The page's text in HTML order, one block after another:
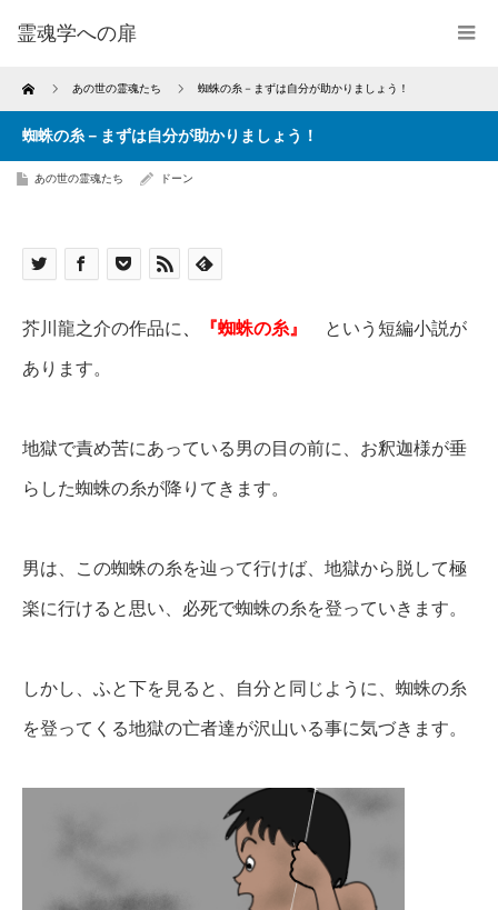
霊魂学への扉
Home あの世の霊魂たち 蜘蛛の糸－まずは自分が助かりましょう！
蜘蛛の糸－まずは自分が助かりましょう！
あの世の霊魂たち ドーン
芥川龍之介の作品に 『蜘蛛の糸』 という短編小説が
あります。
地獄で責め苦にあっている男の目の前に、お釈迦様が垂
らした蜘蛛の糸が降りてきます。
男は、この蜘蛛の糸を辿って行けば、地獄から脱して極
楽に行けると思い、必死で蜘蛛の糸を登っていきます。
しかし、ふと下を見ると、自分と同じように、蜘蛛の糸
を登ってくる地獄の亡者達が沢山いる事に気づきます。